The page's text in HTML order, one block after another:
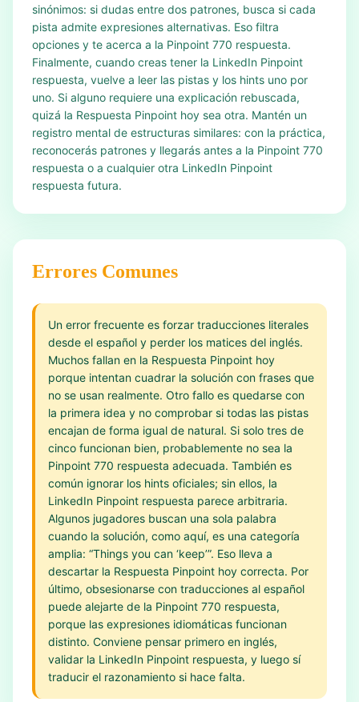
sinónimos: si dudas entre dos patrones, busca si cada
pista admite expresiones alternativas. Eso filtra
opciones y te acerca a la Pinpoint 770 respuesta.
Finalmente, cuando creas tener la LinkedIn Pinpoint
respuesta, vuelve a leer las pistas y los hints uno por
uno. Si alguno requiere una explicación rebuscada,
quizá la Respuesta Pinpoint hoy sea otra. Mantén un
registro mental de estructuras similares: con la práctica,
reconocerás patrones y llegarás antes a la Pinpoint 770
respuesta o a cualquier otra LinkedIn Pinpoint
respuesta futura.
Errores Comunes
Un error frecuente es forzar traducciones literales
desde el español y perder los matices del inglés.
Muchos fallan en la Respuesta Pinpoint hoy
porque intentan cuadrar la solución con frases que
no se usan realmente. Otro fallo es quedarse con
la primera idea y no comprobar si todas las pistas
encajan de forma igual de natural. Si solo tres de
cinco funcionan bien, probablemente no sea la
Pinpoint 770 respuesta adecuada. También es
común ignorar los hints oficiales; sin ellos, la
LinkedIn Pinpoint respuesta parece arbitraria.
Algunos jugadores buscan una sola palabra
cuando la solución, como aquí, es una categoría
amplia: “Things you can ‘keep’”. Eso lleva a
descartar la Respuesta Pinpoint hoy correcta. Por
último, obsesionarse con traducciones al español
puede alejarte de la Pinpoint 770 respuesta,
porque las expresiones idiomáticas funcionan
distinto. Conviene pensar primero en inglés,
validar la LinkedIn Pinpoint respuesta, y luego sí
traducir el razonamiento si hace falta.